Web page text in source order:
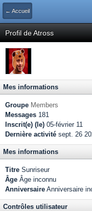
← Accueil
Profil de Atross
Mes informations
Groupe Members
Messages 181
Inscrit(e) (le) 05-février 11
Dernière activité sept. 26
Mes informations
Titre Sunriseur
Âge Âge inconnu
Anniversaire Anniversaire
Contrôles utilisateur